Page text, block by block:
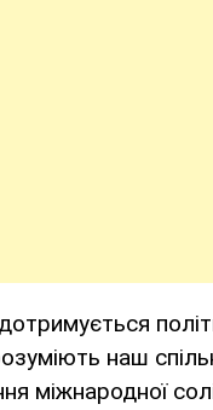
наш
міжнародної